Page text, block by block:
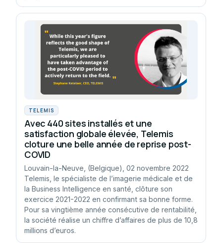
TELEMIS
Avec 440 sites installés et une
satisfaction globale élevée, Telemis
cloture une belle année de reprise post-
COVID
Louvain-la-Neuve, (Belgique), 02 novembre 2022
Telemis, le spécialiste de l’imagerie médicale et de
la Business Intelligence en santé, clôture son
exercice 2021-2022 en confirmant sa bonne forme.
Pour sa vingtième année consécutive de rentabilité,
la société réalise un chiffre d’affaires de plus de 10,8
millions d’euros.